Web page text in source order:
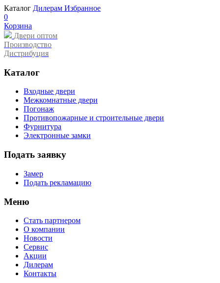
Каталог Дилерам Избранное
0
Корзина
Двери оптом
Производство
Дистрибуция
Каталог
Входные двери
Межкомнатные двери
Погонаж
Противопожарные и строительные двери
Фурнитура
Электронные замки
Подать заявку
Замер
Подать рекламацию
Меню
Стать партнером
О компании
Новости
Сервис
Акции
Дилерам
Контакты